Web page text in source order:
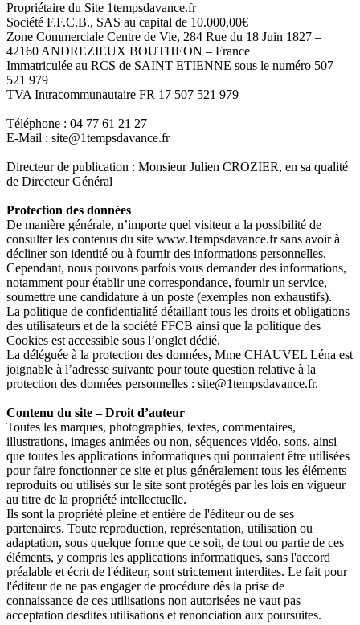
Propriétaire du Site 1tempsdavance.fr
Société F.F.C.B., SAS au capital de 10.000,00€
Zone Commerciale Centre de Vie, 284 Rue du 18 Juin 1827 –
42160 ANDREZIEUX BOUTHEON – France
Immatriculée au RCS de SAINT ETIENNE sous le numéro 507
521 979
TVA Intracommunautaire FR 17 507 521 979
Téléphone : 04 77 61 21 27
E-Mail : site@1tempsdavance.fr
Directeur de publication : Monsieur Julien CROZIER, en sa qualité
de Directeur Général
Protection des données
De manière générale, n’importe quel visiteur a la possibilité de
consulter les contenus du site www.1tempsdavance.fr sans avoir à
décliner son identité ou à fournir des informations personnelles.
Cependant, nous pouvons parfois vous demander des informations,
notamment pour établir une correspondance, fournir un service,
soumettre une candidature à un poste (exemples non exhaustifs).
La politique de confidentialité détaillant tous les droits et obligations
des utilisateurs et de la société FFCB ainsi que la politique des
Cookies est accessible sous l’onglet dédié.
La déléguée à la protection des données, Mme CHAUVEL Léna est
joignable à l’adresse suivante pour toute question relative à la
protection des données personnelles : site@1tempsdavance.fr.
Contenu du site – Droit d’auteur
Toutes les marques, photographies, textes, commentaires,
illustrations, images animées ou non, séquences vidéo, sons, ainsi
que toutes les applications informatiques qui pourraient être utilisées
pour faire fonctionner ce site et plus généralement tous les éléments
reproduits ou utilisés sur le site sont protégés par les lois en vigueur
au titre de la propriété intellectuelle.
Ils sont la propriété pleine et entière de l'éditeur ou de ses
partenaires. Toute reproduction, représentation, utilisation ou
adaptation, sous quelque forme que ce soit, de tout ou partie de ces
éléments, y compris les applications informatiques, sans l'accord
préalable et écrit de l'éditeur, sont strictement interdites. Le fait pour
l'éditeur de ne pas engager de procédure dès la prise de
connaissance de ces utilisations non autorisées ne vaut pas
acceptation desdites utilisations et renonciation aux poursuites.